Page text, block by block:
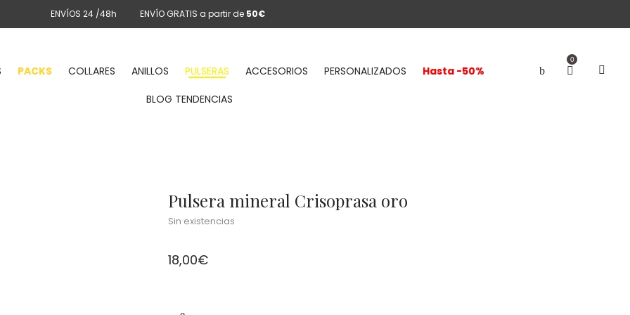
ENVÍOS 24 /48h ENVÍO GRATIS a partir de 50€
0
PACKS COLLARES ANILLOS PULSERAS ACCESORIOS PERSONALIZADOS
Hasta -50%
BLOG TENDENCIAS
Pulsera mineral Crisoprasa oro
Sin existencias
18,00€